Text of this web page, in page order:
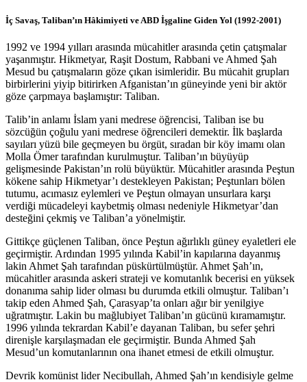
İç Savaş, Taliban’ın Hâkimiyeti ve ABD İşgaline Giden Yol (1992-2001)
1992 ve 1994 yılları arasında mücahitler arasında çetin çatışmalar
yaşanmıştır. Hikmetyar, Raşit Dostum, Rabbani ve Ahmed Şah
Mesud bu çatışmaların göze çıkan isimleridir. Bu mücahit grupları
birbirlerini yiyip bitirirken Afganistan’ın güneyinde yeni bir aktör
göze çarpmaya başlamıştır: Taliban.
Talib’in anlamı İslam yani medrese öğrencisi, Taliban ise bu
sözcüğün çoğulu yani medrese öğrencileri demektir. İlk başlarda
sayıları yüzü bile geçmeyen bu örgüt, sıradan bir köy imamı olan
Molla Ömer tarafından kurulmuştur. Taliban’ın büyüyüp
gelişmesinde Pakistan’ın rolü büyüktür. Mücahitler arasında Peştun
kökene sahip Hikmetyar’ı destekleyen Pakistan; Peştunları bölen
tutumu, acımasız eylemleri ve Peştun olmayan unsurlara karşı
verdiği mücadeleyi kaybetmiş olması nedeniyle Hikmetyar’dan
desteğini çekmiş ve Taliban’a yönelmiştir.
Gittikçe güçlenen Taliban, önce Peştun ağırlıklı güney eyaletleri ele
geçirmiştir. Ardından 1995 yılında Kabil’in kapılarına dayanmış
lakin Ahmet Şah tarafından püskürtülmüştür. Ahmet Şah’ın,
mücahitler arasında askeri strateji ve komutanlık becerisi en yüksek
donanıma sahip lider olması bu durumda etkili olmuştur. Taliban’ı
takip eden Ahmed Şah, Çarasyap’ta onları ağır bir yenilgiye
uğratmıştır. Lakin bu mağlubiyet Taliban’ın gücünü kıramamıştır.
1996 yılında tekrardan Kabil’e dayanan Taliban, bu sefer şehri
direnişle karşılaşmadan ele geçirmiştir. Bunda Ahmed Şah
Mesud’un komutanlarının ona ihanet etmesi de etkili olmuştur.
Devrik komünist lider Necibullah, Ahmed Şah’ın kendisiyle gelme